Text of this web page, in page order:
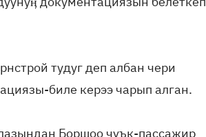
тудуг деп албан чери
биле керээ чарып алган.
Боршоо чүък-пассажир